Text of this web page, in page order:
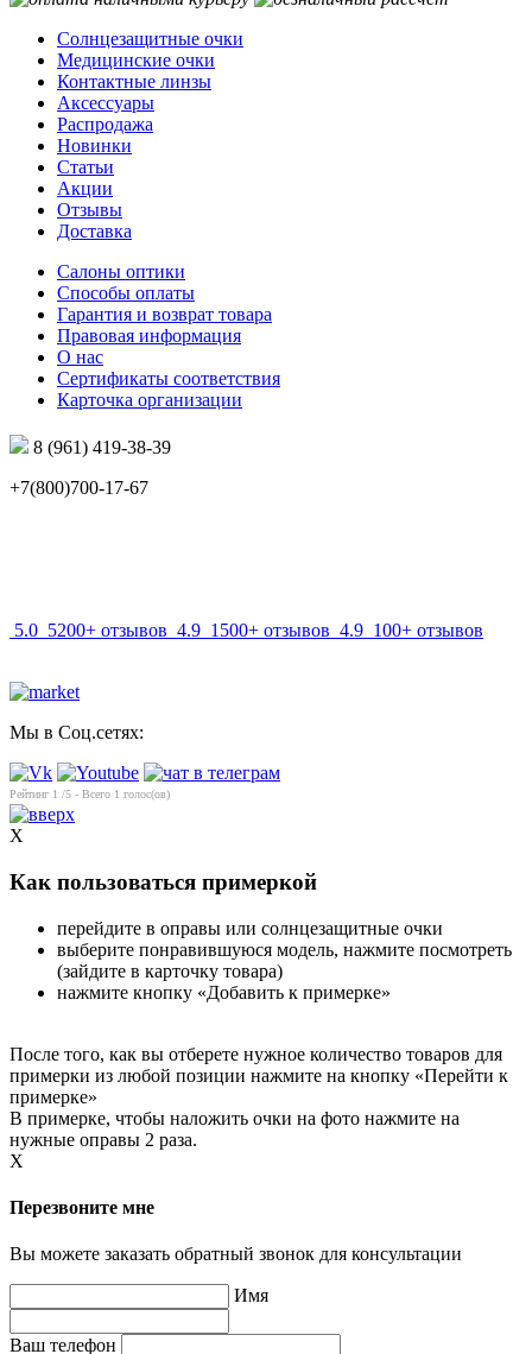
Солнцезащитные очки
Медицинские очки
Контактные линзы
Аксессуары
Распродажа
Новинки
Статьи
Акции
Отзывы
Доставка
Салоны оптики
Способы оплаты
Гарантия и возврат товара
Правовая информация
О нас
Сертификаты соответствия
Карточка организации
8 (961) 419-38-39
+7(800)700-17-67
5.0 5200+ отзывов 4.9 1500+ отзывов 4.9 100+ отзывов
Мы в Соц.сетях:
Рейтинг 1 /5 - Всего 1 голос(ов)
X
Как пользоваться примеркой
перейдите в оправы или солнцезащитные очки
выберите понравившуюся модель, нажмите посмотреть
(зайдите в карточку товара)
нажмите кнопку «Добавить к примерке»
После того, как вы отберете нужное количество товаров для
примерки из любой позиции нажмите на кнопку «Перейти к
примерке»
В примерке, чтобы наложить очки на фото нажмите на
нужные оправы 2 раза.
X
Перезвоните мне
Вы можете заказать обратный звонок для консультации
Имя
Ваш телефон